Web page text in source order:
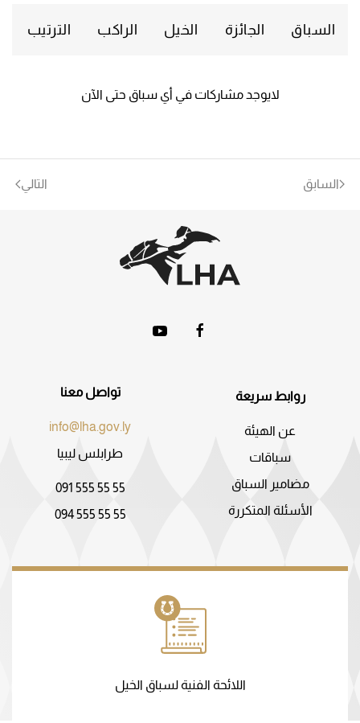
السباق الجائزة الخيل الراكب الترتيب
لايوجد مشاركات في أي سباق حتى الآن
السابق التالي
روابط سريعة
عن الهيئة
سباقات
مضامير السباق
الأسئلة المتكررة
تواصل معنا
info@lha.gov.ly
طرابلس ليبيا
091 555 55 55
094 555 55 55
اللائحة الفنية لسباق الخيل